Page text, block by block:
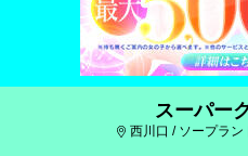
スーパー
西川口 / ソープラン